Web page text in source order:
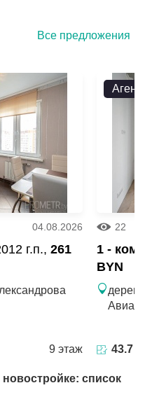
Все предложения
04.08.2026
г.п., 261
9 этаж
22
1 -
BYN
43.7 /
список